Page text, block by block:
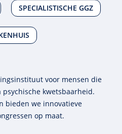
SPECIALISTISCHE GGZ
voor mensen die
kwets­baar­heid.
bieden we innova­tieve
op maat.